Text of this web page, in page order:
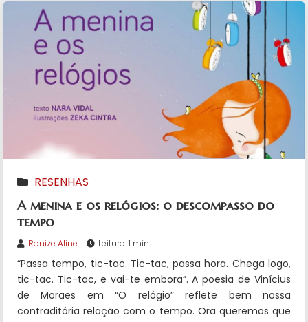
RESENHAS
A menina e os relógios: o descompasso do
tempo
Ronize Aline Leitura: 1 min
“Passa tempo, tic-tac. Tic-tac, passa hora. Chega logo,
tic-tac. Tic-tac, e vai-te embora”. A poesia de Vinícius
de Moraes em “O relógio” reflete bem nossa
contraditória relação com o tempo. Ora queremos que